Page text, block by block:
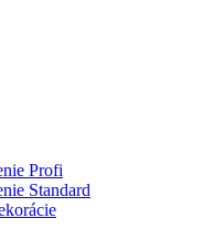
Profi
Standard